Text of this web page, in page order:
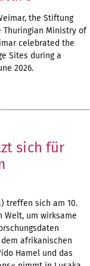
the Stiftung
Thuringian Ministry of
celebrated the
Sites during a
2026.
sich für
treffen sich am 10.
Welt, um wirksame
afrikanischen
Hamel und das